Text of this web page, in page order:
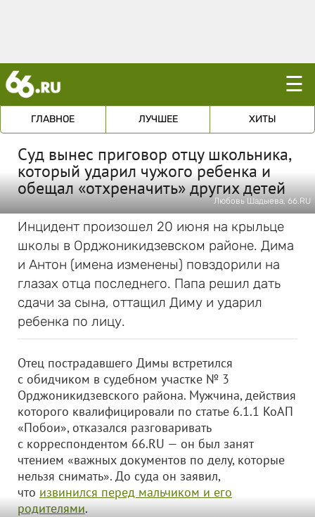
☰
ГЛАВНОЕ ЛУЧШЕЕ ХИТЫ
Суд вынес приговор отцу школьника,
который ударил чужого ребенка и
обещал «отхреначить» других детей
Любовь Шадыева, 66.RU
Инцидент произошел 20 июня на крыльце
школы в Орджоникидзевском районе. Дима
и Антон (имена изменены) повздорили на
глазах отца последнего. Папа решил дать
сдачи за сына, оттащил Диму и ударил
ребенка по лицу.
Отец пострадавшего Димы встретился
с обидчиком в судебном участке № 3
Орджоникидзевского района. Мужчина, действия
которого квалифицировали по статье 6.1.1 КоАП
«Побои», отказался разговаривать
с корреспондентом 66.RU — он был занят
чтением «важных документов по делу, которые
нельзя снимать». До суда он заявил,
что извинился перед мальчиком и его
родителями.